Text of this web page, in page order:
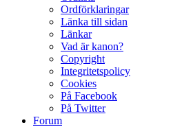
Ordförklaringar
Länka till sidan
Länkar
Vad är kanon?
Copyright
Integritetspolicy
Cookies
På Facebook
På Twitter
Forum